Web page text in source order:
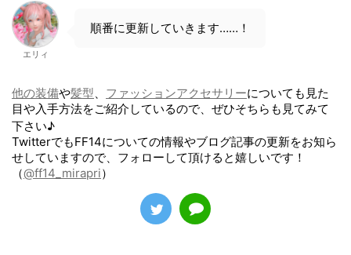
エリィ
順番に更新していきます……！
他の装備や髪型、 ファッションアクセサリーについても見た
目や入手方法をご紹介しているので、ぜひそちらも見てみて
下さい♪
TwitterでもFF14についての情報やブログ記事の更新をお知ら
せしていますので、フォローして頂けると嬉しいです！
（@ff14_mirapri）